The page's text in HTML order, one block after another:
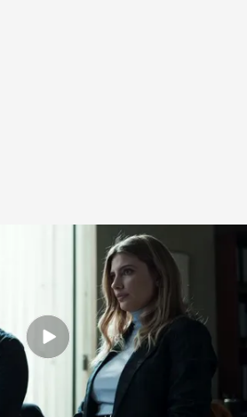
agredió a su cuñado tras ver
a su hermana
socio delante del juez